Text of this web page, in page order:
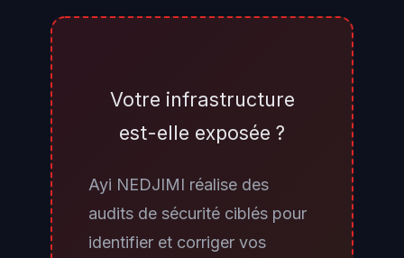
Internet, le risque d'exploitation
Cependant, un attaquant ayant
déjà compromis un poste interne
ou le segment VPN pourrait tout
Votre infrastructure
est-elle exposée ?
Ayi NEDJIMI réalise des
audits de sécurité ciblés pour
identifier et corriger vos